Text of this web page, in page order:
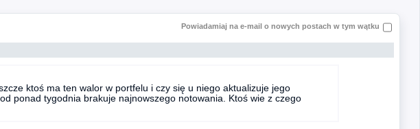
Powiadamiaj na e-mail o nowych postach w tym wątku
ktoś ma ten walor w portfelu i czy się u niego aktualizuje jego
ponad tygodnia brakuje najnowszego notowania. Ktoś wie z czego